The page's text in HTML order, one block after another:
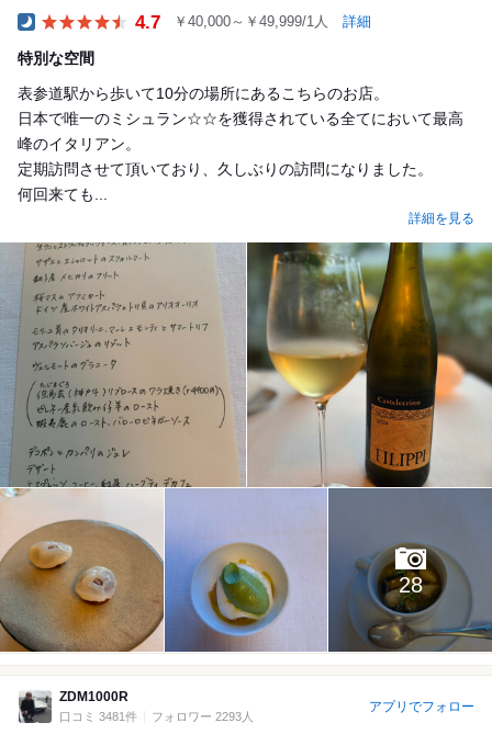
4.7 ￥40,000～￥49,999/1人 詳細
特別な空間
表参道駅から歩いて10分の場所にあるこちらのお店。
日本で唯一のミシュラン☆☆を獲得されている全てにおいて最高
峰のイタリアン。
定期訪問させて頂いており、久しぶりの訪問になりました。
何回来ても...
詳細を見る
28
ZDM1000R
口コミ 3481件 フォロワー 2293人
アプリでフォロー